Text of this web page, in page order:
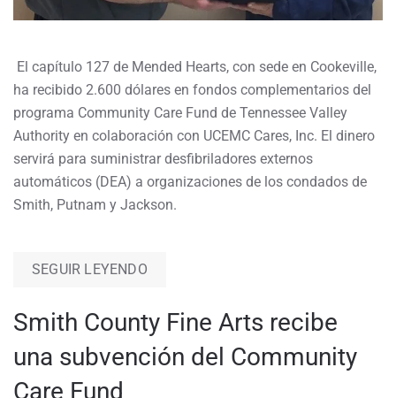
El capítulo 127 de Mended Hearts, con sede en Cookeville,
ha recibido 2.600 dólares en fondos complementarios del
programa Community Care Fund de Tennessee Valley
Authority en colaboración con UCEMC Cares, Inc. El dinero
servirá para suministrar desfibriladores externos
automáticos (DEA) a organizaciones de los condados de
Smith, Putnam y Jackson.
SEGUIR LEYENDO
Smith County Fine Arts recibe
una subvención del Community
Care Fund